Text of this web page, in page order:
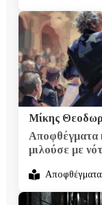
Μίκης
Αποφθέγματα
μιλούσε με